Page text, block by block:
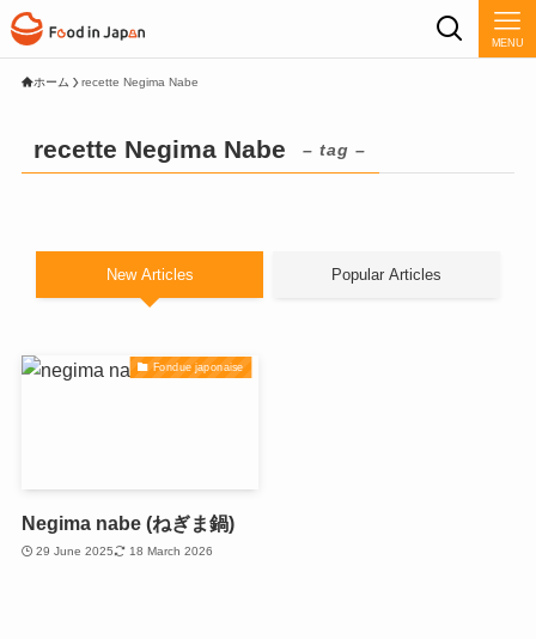
MENU
ホーム recette Negima Nabe
recette Negima Nabe – tag –
New Articles Popular Articles
Fondue japonaise
Negima nabe (ねぎま鍋)
29 June 2025 18 March 2026